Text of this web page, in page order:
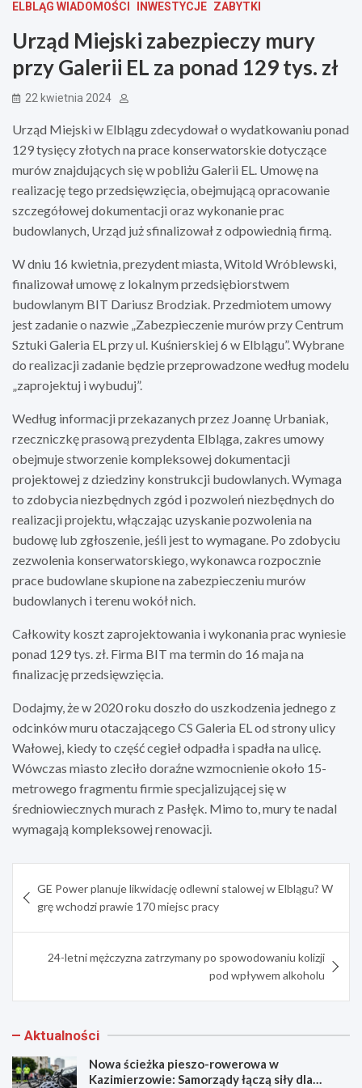
ELBLĄG WIADOMOŚCI INWESTYCJE ZABYTKI
Urząd Miejski zabezpieczy mury
przy Galerii EL za ponad 129 tys. zł
22 kwietnia 2024
Urząd Miejski w Elblągu zdecydował o wydatkowaniu ponad
129 tysięcy złotych na prace konserwatorskie dotyczące
murów znajdujących się w pobliżu Galerii EL. Umowę na
realizację tego przedsięwzięcia, obejmującą opracowanie
szczegółowej dokumentacji oraz wykonanie prac
budowlanych, Urząd już sfinalizował z odpowiednią firmą.
W dniu 16 kwietnia, prezydent miasta, Witold Wróblewski,
finalizował umowę z lokalnym przedsiębiorstwem
budowlanym BIT Dariusz Brodziak. Przedmiotem umowy
jest zadanie o nazwie „Zabezpieczenie murów przy Centrum
Sztuki Galeria EL przy ul. Kuśnierskiej 6 w Elblągu”. Wybrane
do realizacji zadanie będzie przeprowadzone według modelu
„zaprojektuj i wybuduj”.
Według informacji przekazanych przez Joannę Urbaniak,
rzeczniczkę prasową prezydenta Elbląga, zakres umowy
obejmuje stworzenie kompleksowej dokumentacji
projektowej z dziedziny konstrukcji budowlanych. Wymaga
to zdobycia niezbędnych zgód i pozwoleń niezbędnych do
realizacji projektu, włączając uzyskanie pozwolenia na
budowę lub zgłoszenie, jeśli jest to wymagane. Po zdobyciu
zezwolenia konserwatorskiego, wykonawca rozpocznie
prace budowlane skupione na zabezpieczeniu murów
budowlanych i terenu wokół nich.
Całkowity koszt zaprojektowania i wykonania prac wyniesie
ponad 129 tys. zł. Firma BIT ma termin do 16 maja na
finalizację przedsięwzięcia.
Dodajmy, że w 2020 roku doszło do uszkodzenia jednego z
odcinków muru otaczającego CS Galeria EL od strony ulicy
Wałowej, kiedy to część cegieł odpadła i spadła na ulicę.
Wówczas miasto zleciło doraźne wzmocnienie około 15-
metrowego fragmentu firmie specjalizującej się w
średniowiecznych murach z Pasłęk. Mimo to, mury te nadal
wymagają kompleksowej renowacji.
wpisu
GE Power planuje likwidację odlewni stalowej w Elblągu? W
grę wchodzi prawie 170 miejsc pracy
24-letni mężczyzna zatrzymany po spowodowaniu kolizji
pod wpływem alkoholu
Aktualności
Nowa ścieżka pieszo-rowerowa w
Kazimierzowie: Samorządy łączą siły dla